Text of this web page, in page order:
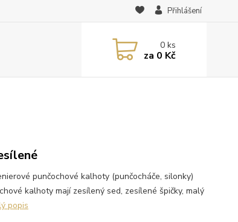
Přihlášení
0ks
za 0 Kč
punčochové kalhoty (punčocháče, silonky)
kalhoty mají zesílený sed, zesílené špičky, malý
popis